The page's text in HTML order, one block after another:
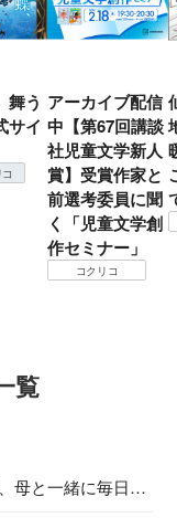
舞う
サイ
アーカイブ配信
中【第67回講談
社児童文学新人
賞】受賞作家と
前選考委員に聞
く「児童文学創
作セミナー」
コクリコ
覧
母と一緒に毎日の